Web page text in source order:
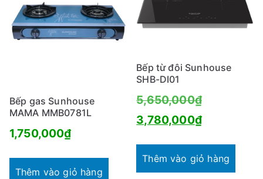
Bếp gas Sunhouse
MAMA MMB0781L
1,750,000₫
Thêm vào giỏ hàng
Bếp từ đôi Sunhouse
SHB-DI01
5,650,000₫Giá
gốc
3,780,000₫Giá
tại
Thêm vào giỏ hàng